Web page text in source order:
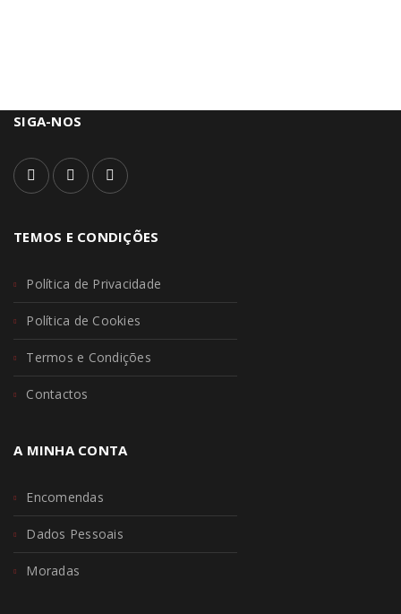
SIGA-NOS
TEMOS E CONDIÇÕES
Política de Privacidade
Política de Cookies
Termos e Condições
Contactos
A MINHA CONTA
Encomendas
Dados Pessoais
Moradas